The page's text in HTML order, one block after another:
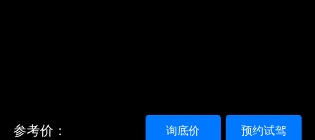
参考价： 预约试驾
询底价